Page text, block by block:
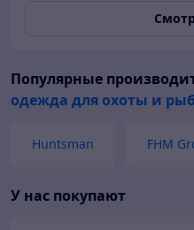
Популярные
одежда для охоты и
Huntsman FHM
У нас покупают